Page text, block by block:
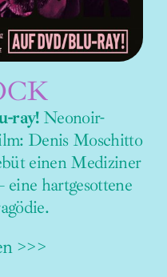
ray!Neonoir-
Denis Moschitto
einen Mediziner
hartgesottene
>>>